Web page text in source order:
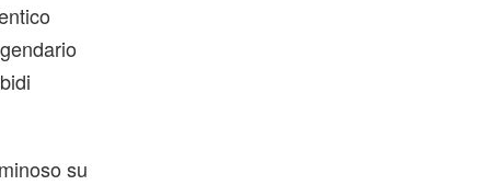
su